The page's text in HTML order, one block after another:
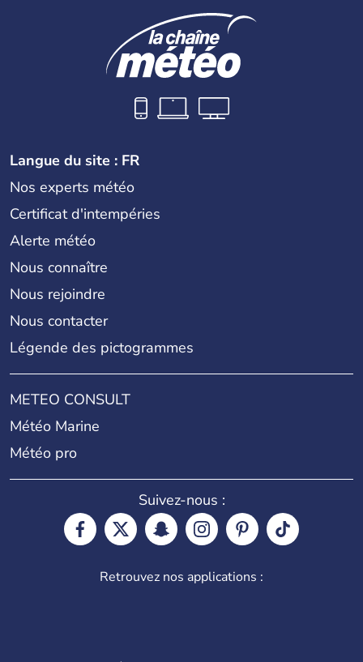
Langue du site : FR
Nos experts météo
Certificat d'intempéries
Alerte météo
Nous connaître
Nous rejoindre
Nous contacter
Légende des pictogrammes
METEO CONSULT
Météo Marine
Météo pro
Suivez-nous :
Retrouvez nos applications :